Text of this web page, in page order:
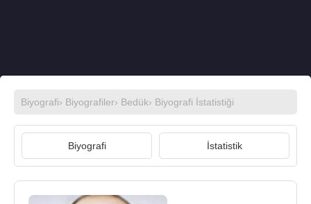
Biyografi› Biyografiler› Bedük› Biyografi İstatistiği
Biyografi İstatistik